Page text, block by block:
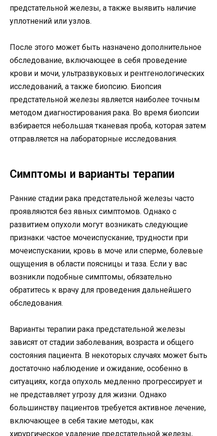
предстательной железы, а также выявить наличие
уплотнений или узлов.
После этого может быть назначено дополнительное
обследование, включающее в себя проведение
крови и мочи, ультразвуковых и рентгенологических
исследований, а также биопсию. Биопсия
предстательной железы является наиболее точным
методом диагностирования рака. Во время биопсии
взбирается небольшая тканевая проба, которая затем
отправляется на лабораторные исследования.
Симптомы и варианты терапии
Ранние стадии рака предстательной железы часто
проявляются без явных симптомов. Однако с
развитием опухоли могут возникать следующие
признаки: частое мочеиспускание, трудности при
мочеиспускании, кровь в моче или сперме, болевые
ощущения в области поясницы и таза. Если у вас
возникли подобные симптомы, обязательно
обратитесь к врачу для проведения дальнейшего
обследования.
Варианты терапии рака предстательной железы
зависят от стадии заболевания, возраста и общего
состояния пациента. В некоторых случаях может быть
достаточно наблюдение и ожидание, особенно в
ситуациях, когда опухоль медленно прогрессирует и
не представляет угрозу для жизни. Однако
большинству пациентов требуется активное лечение,
включающее в себя такие методы, как
хирургическое удаление предстательной железы,